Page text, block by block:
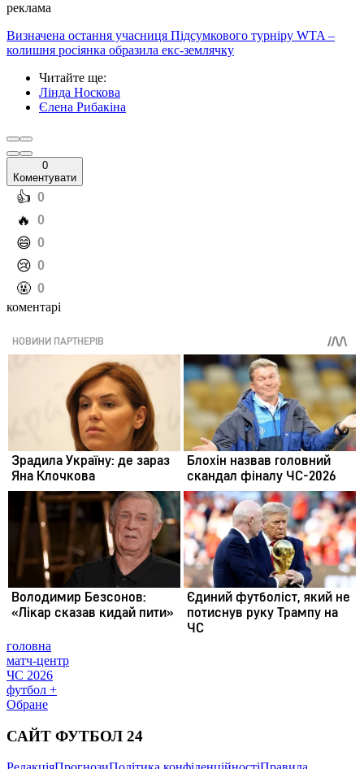
реклама
Визначена остання учасниця Підсумкового турніру WTA –
колишня росіянка образила екс-землячку
Читайте ще:
Лінда Носкова
Єлена Рибакіна
0
Коментувати
️👍 0
️🔥 0
️😄 0
️😢 0
️🤬 0
коментарі
головна
матч-центр
ЧС 2026
футбол +
Обране
САЙТ ФУТБОЛ 24